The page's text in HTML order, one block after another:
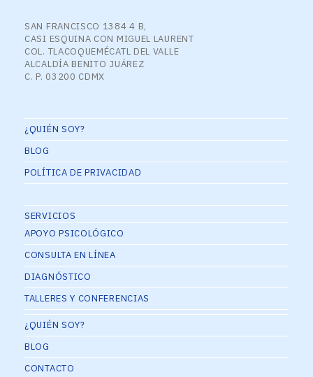
SAN FRANCISCO 1384 4 B,
CASI ESQUINA CON MIGUEL LAURENT
COL. TLACOQUEMÉCATL DEL VALLE
ALCALDÍA BENITO JUÁREZ
C. P. 03200 CDMX
¿QUIÉN SOY?
BLOG
POLÍTICA DE PRIVACIDAD
SERVICIOS
APOYO PSICOLÓGICO
CONSULTA EN LÍNEA
DIAGNÓSTICO
TALLERES Y CONFERENCIAS
¿QUIÉN SOY?
BLOG
CONTACTO